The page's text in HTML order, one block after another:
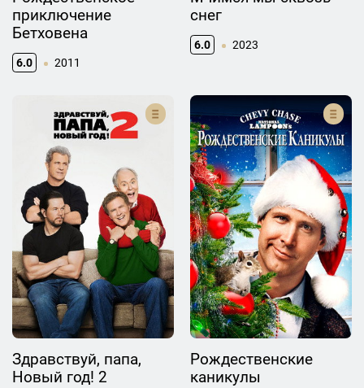
приключение
Бетховена
6.0 2011
снег
6.0 2023
Здравствуй, папа,
Новый год! 2
Рождественские
каникулы